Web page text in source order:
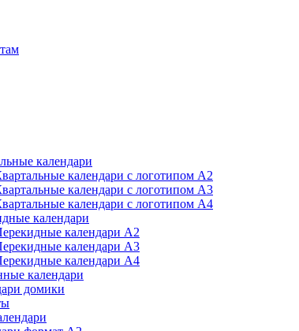
календари
календари с логотипом А2
календари с логотипом А3
календари с логотипом А4
календари
календари А2
календари А3
календари А4
календари
домики